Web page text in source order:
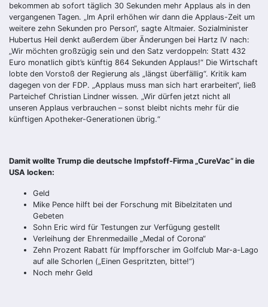
bekommen ab sofort täglich 30 Sekunden mehr Applaus als in den
vergangenen Tagen. „Im April erhöhen wir dann die Applaus-Zeit um
weitere zehn Sekunden pro Person“, sagte Altmaier. Sozialminister
Hubertus Heil denkt außerdem über Änderungen bei Hartz IV nach:
„Wir möchten großzügig sein und den Satz verdoppeln: Statt 432
Euro monatlich gibt’s künftig 864 Sekunden Applaus!“ Die Wirtschaft
lobte den Vorstoß der Regierung als „längst überfällig“. Kritik kam
dagegen von der FDP. „Applaus muss man sich hart erarbeiten“, ließ
Parteichef Christian Lindner wissen. „Wir dürfen jetzt nicht all
unseren Applaus verbrauchen – sonst bleibt nichts mehr für die
künftigen Apotheker-Generationen übrig.“
Damit wollte Trump die deutsche Impfstoff-Firma „CureVac“ in die
USA locken:
Geld
Mike Pence hilft bei der Forschung mit Bibelzitaten und
Gebeten
Sohn Eric wird für Testungen zur Verfügung gestellt
Verleihung der Ehrenmedaille „Medal of Corona“
Zehn Prozent Rabatt für Impfforscher im Golfclub Mar-a-Lago
auf alle Schorlen („Einen Gespritzten, bitte!“)
Noch mehr Geld